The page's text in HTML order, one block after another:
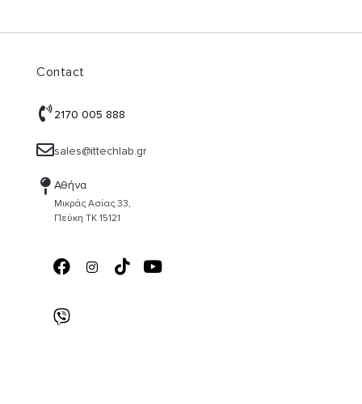
Contact
2170 005 888
sales@ittechlab.gr
Αθήνα
Μικράς Ασίας 33,
Πεύκη ΤΚ 15121